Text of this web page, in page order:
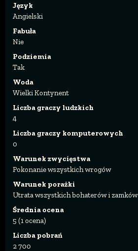
Język
Angielski
Fabuła
Nie
Podziemia
Tak
Woda
Wielki Kontynent
Liczba graczy ludzkich
4
Liczba graczy komputerowych
0
Warunek zwycięstwa
Pokonanie wszystkich wrogów
Warunek porażki
Utrata wszystkich bohaterów i zamków
Średnia ocena
5 (1 ocena)
Liczba pobrań
2 700